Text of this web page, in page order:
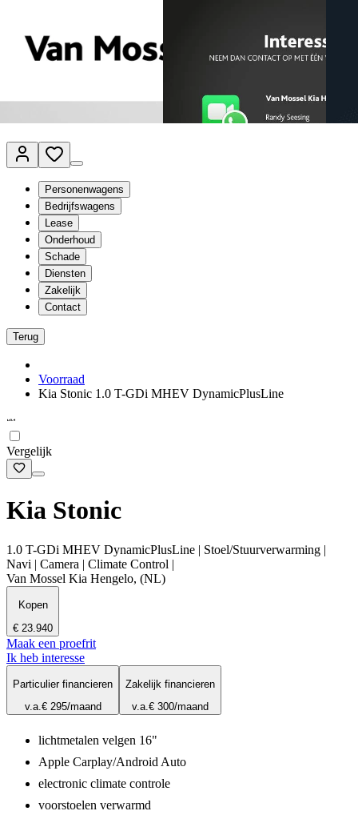
Vestigingen
Werkplaatsplanner
Vacatures
Personenwagens
Bedrijfswagens
Lease
Onderhoud
Schade
Diensten
Zakelijk
Contact
Terug
Voorraad
Kia Stonic 1.0 T-GDi MHEV DynamicPlusLine
Vergelijk
Kia Stonic
1.0 T-GDi MHEV DynamicPlusLine | Stoel/Stuurverwarming |
Navi | Camera | Climate Control |
Van Mossel Kia Hengelo, (NL)
Kopen
€ 23.940
Maak een proefrit
Ik heb interesse
Particulier financieren
v.a.€ 295/maand
Zakelijk financieren
v.a.€ 300/maand
lichtmetalen velgen 16"
Apple Carplay/Android Auto
electronic climate controle
voorstoelen verwarmd